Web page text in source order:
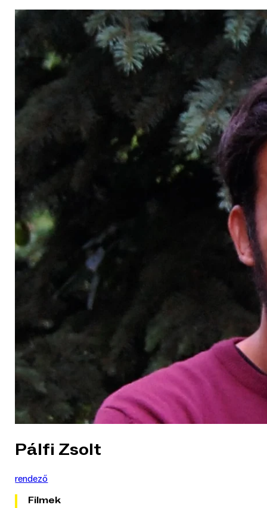
Pálfi Zsolt
rendező
Filmek